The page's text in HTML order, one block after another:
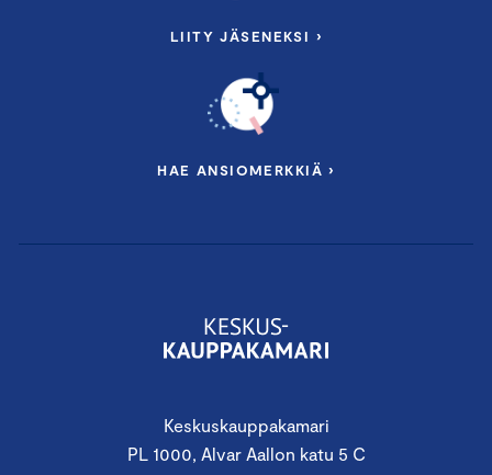
Keskuskauppakamari
PL 1000, Alvar Aallon katu 5 C
LIITY JÄSENEKSI ›
HAE ANSIOMERKKIÄ ›